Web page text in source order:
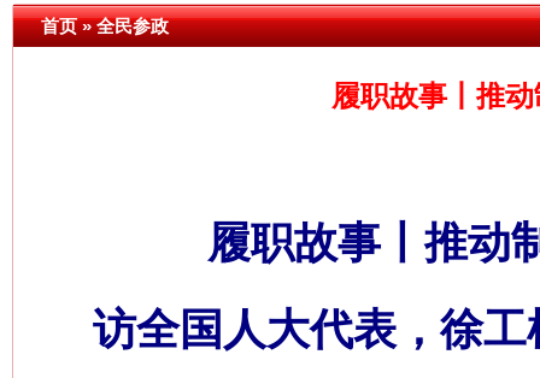
首页»全民参政
履职故事丨推
履职故事丨推动
访全国人大代表，徐